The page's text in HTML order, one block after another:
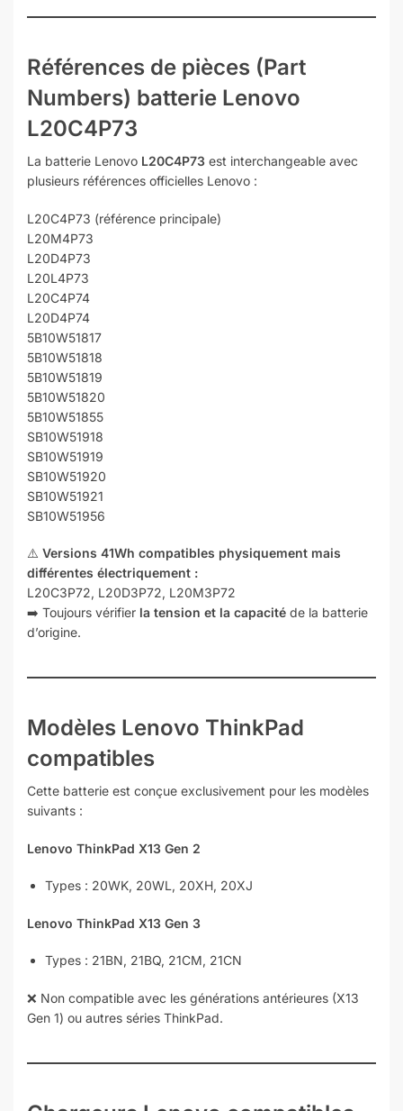
Références de pièces (Part
Numbers) batterie Lenovo
L20C4P73
La batterie Lenovo L20C4P73 est interchangeable avec
plusieurs références officielles Lenovo :
L20C4P73 (référence principale)
L20M4P73
L20D4P73
L20L4P73
L20C4P74
L20D4P74
5B10W51817
5B10W51818
5B10W51819
5B10W51820
5B10W51855
SB10W51918
SB10W51919
SB10W51920
SB10W51921
SB10W51956
⚠️ Versions 41Wh compatibles physiquement mais
différentes électriquement :
L20C3P72, L20D3P72, L20M3P72
➡️ Toujours vérifier la tension et la capacité de la batterie
d’origine.
Modèles Lenovo ThinkPad
compatibles
Cette batterie est conçue exclusivement pour les modèles
suivants :
Lenovo ThinkPad X13 Gen 2
Types : 20WK, 20WL, 20XH, 20XJ
Lenovo ThinkPad X13 Gen 3
Types : 21BN, 21BQ, 21CM, 21CN
❌ Non compatible avec les générations antérieures (X13
Gen 1) ou autres séries ThinkPad.